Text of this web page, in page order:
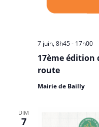
17ème édition
route
7 juin, 8h45- 17h00
Mairie de Bailly
DIM
7